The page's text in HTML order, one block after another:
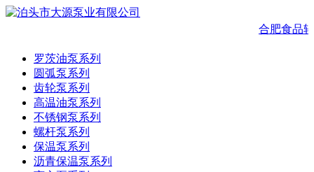
合肥食品
罗茨油泵系列
圆弧泵系列
齿轮泵系列
高温油泵系列
不锈钢泵系列
螺杆泵系列
保温泵系列
沥青保温泵系列